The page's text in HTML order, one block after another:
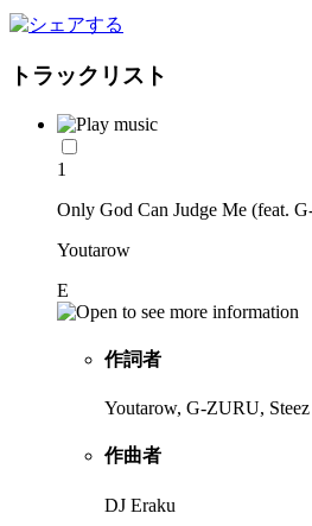
トラックリスト
1
Only God Can Judge Me (feat.
Youtarow
E
作詞者
Youtarow, G-ZURU,
作曲者
DJ Eraku